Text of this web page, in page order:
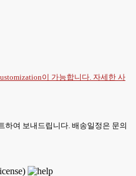
이 가능합니다. 자세한 사
하여 보내드립니다. 배송일정은 문의